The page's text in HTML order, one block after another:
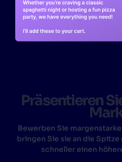
Präsentieren
Bewerben Sie
bringen Sie sie an die
schneller einen